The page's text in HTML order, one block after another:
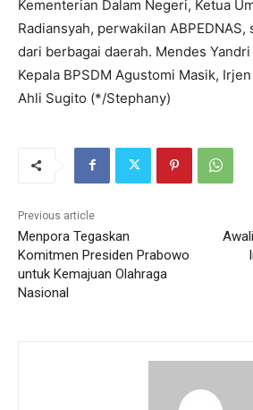
Kementerian Dalam Negeri, Ketua
Radiansyah, perwakilan ABPEDNAS,
dari berbagai daerah. Mendes
Kepala BPSDM Agustomi Masik,
Ahli Sugito (*/Stephany)
Previous article
Menpora Tegaskan
Komitmen Presiden Prabowo
untuk Kemajuan Olahraga
Nasional